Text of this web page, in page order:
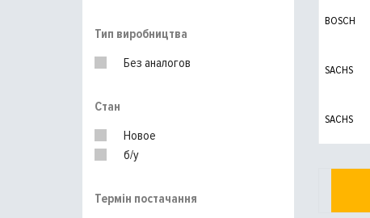
Тип виробництва
Без аналогов
Стан
Новое
б/у
Термін постачання
BOSCH
SACHS
SACHS